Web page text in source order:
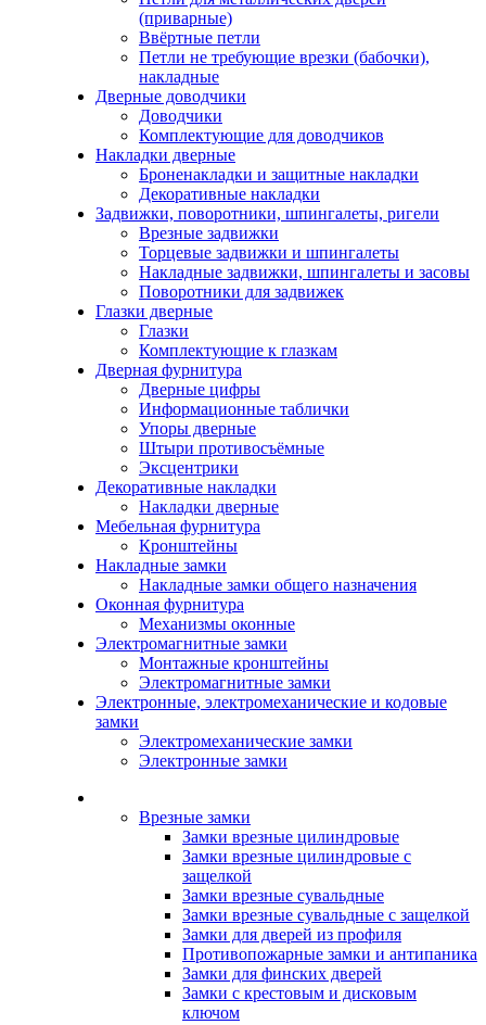
(приварные)
Ввёртные петли
Петли не требующие врезки (бабочки),
накладные
Дверные доводчики
Доводчики
Комплектующие для доводчиков
Накладки дверные
Броненакладки и защитные накладки
Декоративные накладки
Задвижки, поворотники, шпингалеты, ригели
Врезные задвижки
Торцевые задвижки и шпингалеты
Накладные задвижки, шпингалеты и засовы
Поворотники для задвижек
Глазки дверные
Глазки
Комплектующие к глазкам
Дверная фурнитура
Дверные цифры
Информационные таблички
Упоры дверные
Штыри противосъёмные
Эксцентрики
Декоративные накладки
Накладки дверные
Мебельная фурнитура
Кронштейны
Накладные замки
Накладные замки общего назначения
Оконная фурнитура
Механизмы оконные
Электромагнитные замки
Монтажные кронштейны
Электромагнитные замки
Электронные, электромеханические и кодовые
замки
Электромеханические замки
Электронные замки
Врезные замки
Замки врезные цилиндровые
Замки врезные цилиндровые с
защелкой
Замки врезные сувальдные
Замки врезные сувальдные с защелкой
Замки для дверей из профиля
Противопожарные замки и антипаника
Замки для финских дверей
Замки с крестовым и дисковым
ключом